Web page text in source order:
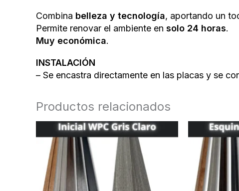
Combina belleza y tecnología, aportando un
Permite renovar el ambiente en solo 24 horas.
Muy económica.
INSTALACIÓN
– Se encastra directamente en las placas y se
Productos relacionados